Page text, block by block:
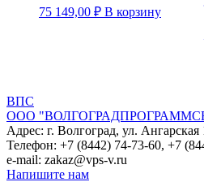
75 149,00 ₽ В корзину
ВПС
ООО
Адрес: г. Волгоград, ул. Ангарская
Телефон: +7 (8442) 74-73-60, +7
e-mail: zakaz@vps-v.ru
Напишите нам